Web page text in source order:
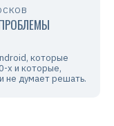
которые
х и которые,
не думает решать.